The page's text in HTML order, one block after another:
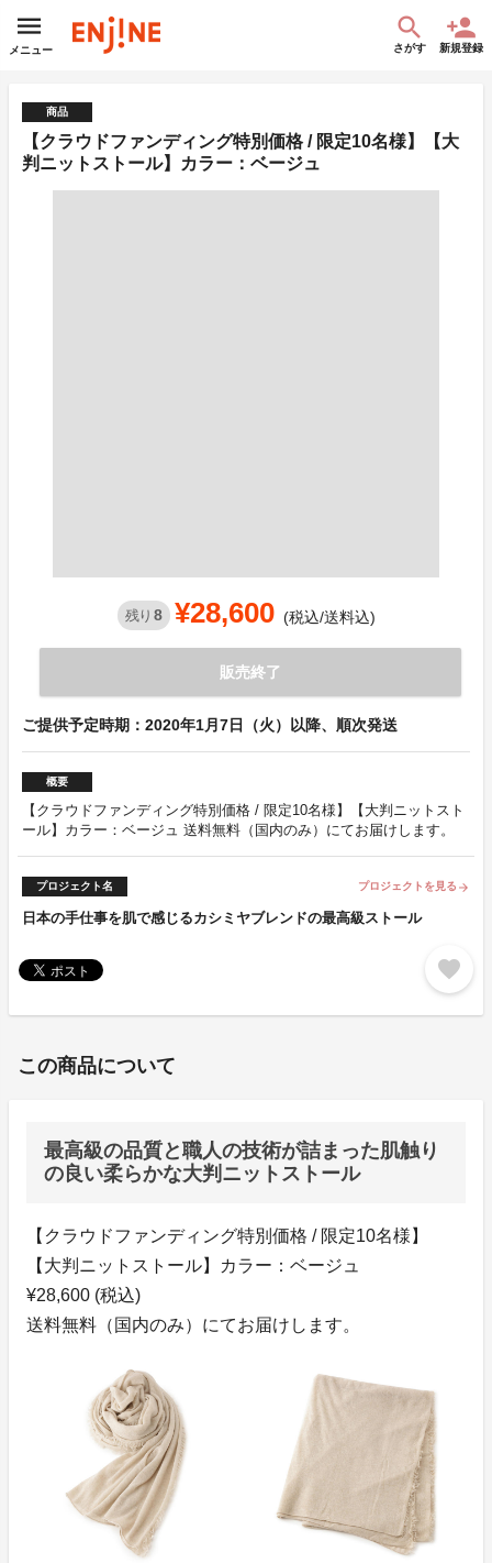
メニュー さがす 新規登録
商品
【クラウドファンディング特別価格 / 限定10名様】【大
判ニットストール】カラー：ベージュ
残り 8 ¥28,600 (税込/送料込)
販売終了
ご提供予定時期：2020年1月7日（火）以降、順次発送
概要
【クラウドファンディング特別価格 / 限定10名様】【大判ニットスト
ール】カラー：ベージュ 送料無料（国内のみ）にてお届けします。
プロジェクト名 プロジェクトを見る arrow_forward
日本の手仕事を肌で感じるカシミヤブレンドの最高級ストール
favorite
この商品について
最高級の品質と職人の技術が詰まった肌触り
の良い柔らかな大判ニットストール
【クラウドファンディング特別価格 / 限定10名様】
【大判ニットストール】カラー：ベージュ
¥28,600 (税込)
送料無料（国内のみ）にてお届けします。